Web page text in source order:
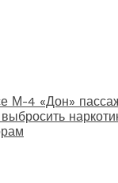
М-4 «Дон»